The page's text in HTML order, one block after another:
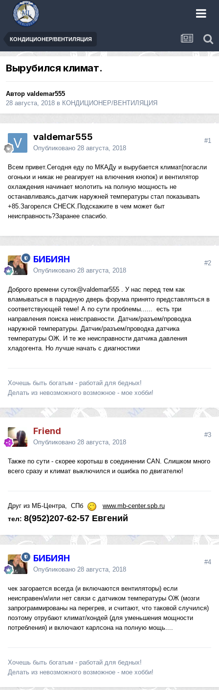
КОНДИЦИОНЕР/ВЕНТИЛЯЦИЯ
Вырубился климат.
Автор valdemar555
28 августа, 2018 в КОНДИЦИОНЕР/ВЕНТИЛЯЦИЯ
valdemar555
Опубликовано 28 августа, 2018
#1
Всем привет.Сегодня еду по МКАДу и вырубается климат(погасли
огоньки и никак не реагирует на влючения кнопок) и вентилятор
охлаждения начинает молотить на полную мощность не
останавливаясь,датчик наружней температуры стал показывать
+85.Загорелся CHECK.Подскажите в чем может быт
неисправность?Заранее спасибо.
БИБИЯН
Опубликовано 28 августа, 2018
#2
Доброго времени суток@valdemar555 . У нас перед тем как
вламываться в парадную дверь форума принято представляться в
соответствующей теме! А по сути проблемы...... есть три
направления поиска неисправности. Датчик/разъем/проводка
наружной температуры. Датчик/разъем/проводка датчика
температуры ОЖ. И те же неисправности датчика давления
хладогента. Но лучше начать с диагностики
Хочешь быть богатым - работай для бедных!
Делать из невозможного возможное - мое хобби!
Friend
Опубликовано 28 августа, 2018
#3
Также по сути - скорее коротыш в соединении CAN. Слишком много
всего сразу и климат выключился и ошибка по двигателю!
Друг из МБ-Центра, СПб www.mb-center.spb.ru
тел: 8(952)207-62-57 Евгений
БИБИЯН
Опубликовано 28 августа, 2018
#4
чек загорается всегда (и включаются вентиляторы) если
неисправен/и/или нет связи с датчиком температуры ОЖ (мозги
запрограммированы на перегрев, и считают, что таковой случился)
поэтому отрубают климат/кондей (для уменьшения мощности
потребления) и включают карлсона на полную мощь....
Хочешь быть богатым - работай для бедных!
Делать из невозможного возможное - мое хобби!